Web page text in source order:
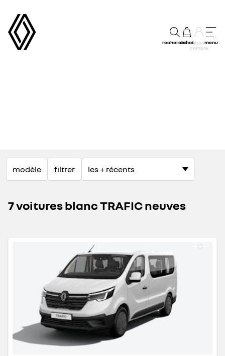
rechercheachatmon
compte
menu
modèle filtrer
7 voitures blanc TRAFIC neuves